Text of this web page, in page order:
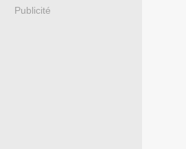
Publicité